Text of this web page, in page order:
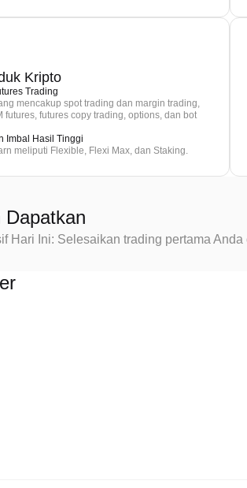
Kripto
Trading
mencakup spot trading dan margin trading,
futures, futures copy trading, options, dan bot
Imbal Hasil Tinggi
meliputi Flexible, Flexi Max, dan Staking.
Dapatkan
Hari Ini: Selesaikan trading pertama